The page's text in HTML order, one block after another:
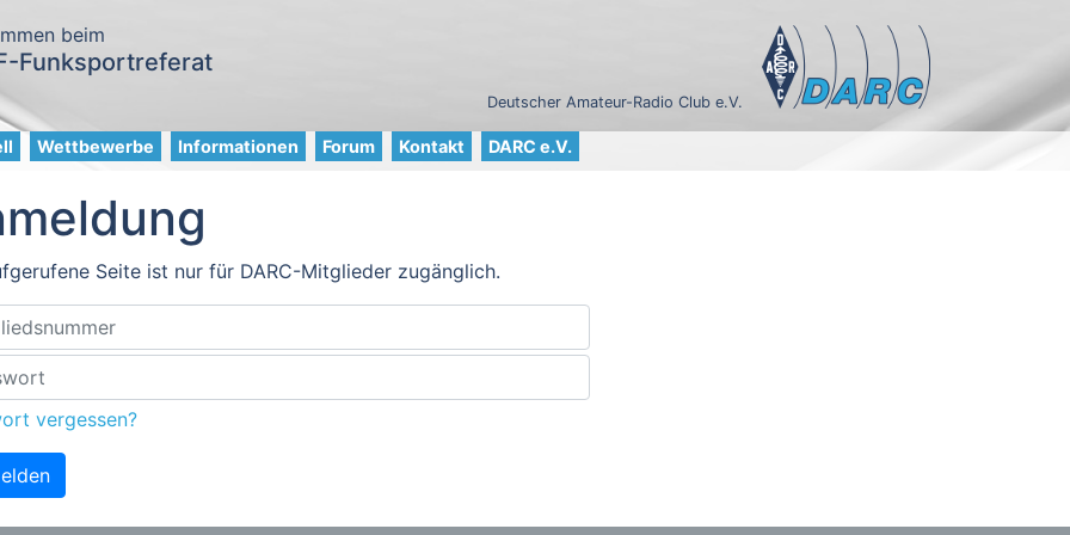
beim
Funksportreferat
Deutscher Amateur-Radio Club e.V.
Wettbewerbe Informationen Forum Kontakt DARC e.V.
Seite ist nur für DARC-Mitglieder zugänglich.
vergessen?